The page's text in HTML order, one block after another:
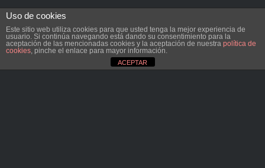
Uso de cookies
Este sitio web utiliza cookies para que usted tenga la mejor experiencia de
usuario. Si continúa navegando está dando su consentimiento para la
aceptación de las mencionadas cookies y la aceptación de nuestra política de
cookies , pinche el enlace para mayor información.
ACEPTAR